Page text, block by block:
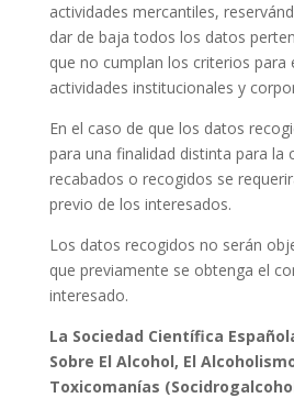
actividades mercantiles,
dar de baja todos los datos
que no cumplan los criterios para
actividades institucionales y
En el caso de que los datos
para una finalidad distinta para la
recabados o recogidos se
previo de los interesados.
Los datos recogidos no serán
que previamente se obtenga el
interesado.
La Sociedad Científica
Sobre El Alcohol, El
Toxicomanías